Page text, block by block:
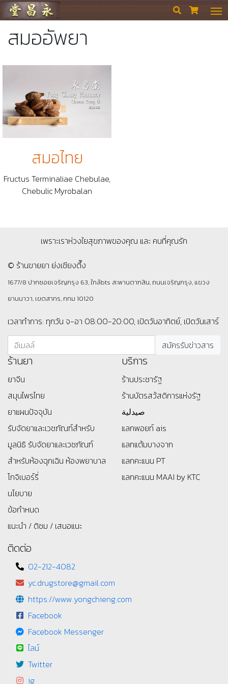
ร้านขายยา ย่งเชียงตึ๊ง  
สมออัพยา
สมอไทย
Fructus Terminaliae Chebulae,
Chebulic Myrobalan
เพราะเราห่วงใยสุขภาพของคุณ และ คนที่คุณรัก
© ร้านขายยา ย่งเชียงตึ๊ง
1677/8 ปากซอยเจริญกรุง 63, ใกล้bts สะพานตากสิน, ถนนเจริญกรุง, แขวง
ยานนาวา, เขตสาทร, กทม 10120
เวลาทำการ: ทุกวัน จ-อา 08:00-20:00, เปิดวันอาทิตย์, เปิดวันเสาร์
ร้านยา
ยาจีน
สมุนไพรไทย
ยาแผนปัจจุบัน
รับจัดยาและเวชภัณฑ์สำหรับ
มูลนิธิ รับจัดยาและเวชภัณฑ์
สำหรับห้องฉุกเฉิน ห้องพยาบาล
โกจิเบอร์รี่
นโยบาย
ข้อกำหนด
แนะนำ / ติชม / เสนอแนะ
บริการ
ร้านประชารัฐ
ร้านบัตรสว้สดิการแห่งรัฐ
صيدلية
แลกพอยท์ ais
แลกแต้มบางจาก
แลกคะแนน PT
แลกคะแนน MAAI by KTC
ติดต่อ
02-212-4082
yc.drugstore@gmail.com
https://www.yongchieng.com
Facebook
Facebook Messenger
ไลน์
Twitter
ig